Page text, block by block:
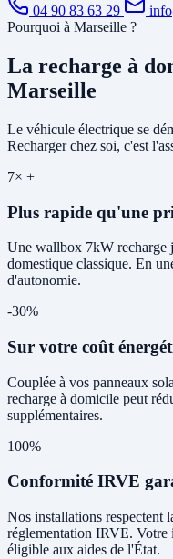
04 90 83 63 29
Pourquoi à Marseille ?
La recharge à
Marseille
Le véhicule électrique se
Recharger chez soi, c'est
7× +
Plus rapide qu'une
Une wallbox 7kW recharge
domestique classique. En
d'autonomie.
-30%
Sur votre coût
Couplée à vos panneaux
recharge à domicile peut
supplémentaires.
100%
Conformité IRVE
Nos installations respectent
réglementation IRVE. Votre
éligible aux aides de l'État.